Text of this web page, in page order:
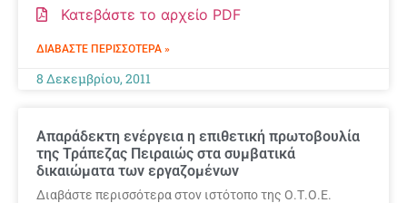
Κατεβάστε το αρχείο PDF
ΔΙΑΒΆΣΤΕ ΠΕΡΙΣΣΌΤΕΡΑ »
8 Δεκεμβρίου, 2011
Απαράδεκτη ενέργεια η επιθετική πρωτοβουλία
της Τράπεζας Πειραιώς στα συμβατικά
δικαιώματα των εργαζομένων
Διαβάστε περισσότερα στον ιστότοπο της Ο.Τ.Ο.Ε.